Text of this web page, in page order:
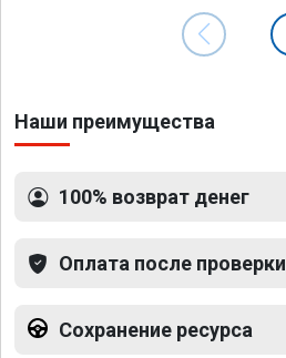
Наши преимущества
100% возврат денег
Оплата после проверки
Сохранение ресурса